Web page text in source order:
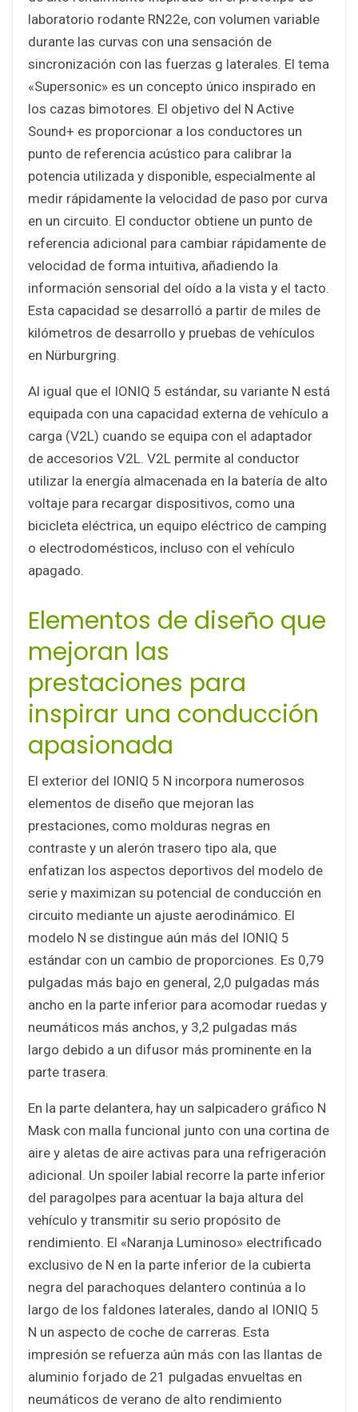
laboratorio rodante RN22e, con volumen variable
durante las curvas con una sensación de
sincronización con las fuerzas g laterales. El tema
«Supersonic» es un concepto único inspirado en
los cazas bimotores. El objetivo del N Active
Sound+ es proporcionar a los conductores un
punto de referencia acústico para calibrar la
potencia utilizada y disponible, especialmente al
medir rápidamente la velocidad de paso por curva
en un circuito. El conductor obtiene un punto de
referencia adicional para cambiar rápidamente de
velocidad de forma intuitiva, añadiendo la
información sensorial del oído a la vista y el tacto.
Esta capacidad se desarrolló a partir de miles de
kilómetros de desarrollo y pruebas de vehículos
en Nürburgring.
Al igual que el IONIQ 5 estándar, su variante N está
equipada con una capacidad externa de vehículo a
carga (V2L) cuando se equipa con el adaptador
de accesorios V2L. V2L permite al conductor
utilizar la energía almacenada en la batería de alto
voltaje para recargar dispositivos, como una
bicicleta eléctrica, un equipo eléctrico de camping
o electrodomésticos, incluso con el vehículo
apagado.
Elementos de diseño que
mejoran las
prestaciones para
inspirar una conducción
apasionada
El exterior del IONIQ 5 N incorpora numerosos
elementos de diseño que mejoran las
prestaciones, como molduras negras en
contraste y un alerón trasero tipo ala, que
enfatizan los aspectos deportivos del modelo de
serie y maximizan su potencial de conducción en
circuito mediante un ajuste aerodinámico. El
modelo N se distingue aún más del IONIQ 5
estándar con un cambio de proporciones. Es 0,79
pulgadas más bajo en general, 2,0 pulgadas más
ancho en la parte inferior para acomodar ruedas y
neumáticos más anchos, y 3,2 pulgadas más
largo debido a un difusor más prominente en la
parte trasera.
En la parte delantera, hay un salpicadero gráfico N
Mask con malla funcional junto con una cortina de
aire y aletas de aire activas para una refrigeración
adicional. Un spoiler labial recorre la parte inferior
del paragolpes para acentuar la baja altura del
vehículo y transmitir su serio propósito de
rendimiento. El «Naranja Luminoso» electrificado
exclusivo de N en la parte inferior de la cubierta
negra del parachoques delantero continúa a lo
largo de los faldones laterales, dando al IONIQ 5
N un aspecto de coche de carreras. Esta
impresión se refuerza aún más con las llantas de
aluminio forjado de 21 pulgadas envueltas en
neumáticos de verano de alto rendimiento